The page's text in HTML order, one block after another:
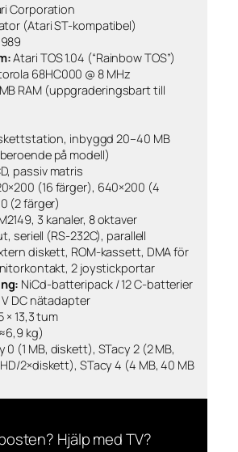
Corporation
(Atari ST-kompatibel)
Atari TOS 1.04 (“Rainbow TOS”)
68HC000 @ 8 MHz
MB RAM (uppgraderingsbart till
inbyggd 20–40 MB
på modell)
passiv matris
(16 färger), 640×200 (4
(2 färger)
3 kanaler, 8 oktaver
seriell (RS-232C), parallell
diskett, ROM-kassett, DMA för
2 joystickportar
NiCd-batteripack / 12 C-batterier
DC nätadapter
× 13,3 tum
kg)
0 (1 MB, diskett), STacy 2 (2 MB,
2×diskett), STacy 4 (4 MB, 40 MB
Hjälp med TV?